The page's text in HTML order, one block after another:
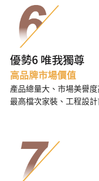
優勢6 唯我獨尊
高品牌市場價值
產品總量大、市場美譽
最高檔次家裝、工程設